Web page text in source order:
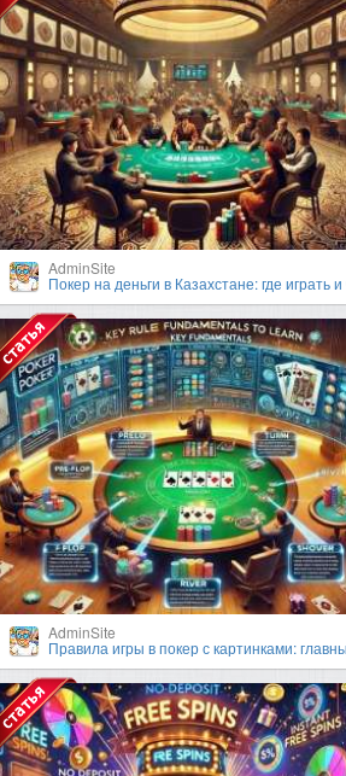
AdminSite
Покер на деньги в Казахстане: где играть
AdminSite
Правила игры в покер с картинками: